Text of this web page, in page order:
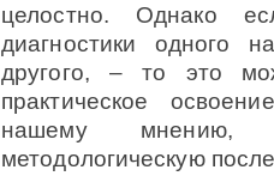
целостно. Однако
диагностики одного
другого, – то это
практическое
нашему мнению,
методологическую